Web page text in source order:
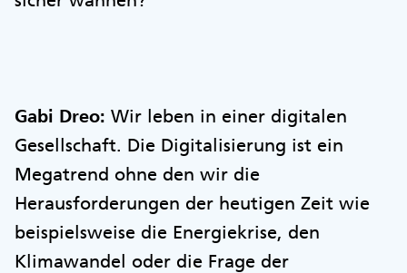
Gabi Dreo: Wir leben in einer digitalen
Gesellschaft. Die Digitalisierung ist ein
Megatrend ohne den wir die
Herausforderungen der heutigen Zeit wie
beispielsweise die Energiekrise, den
Klimawandel oder die Frage der